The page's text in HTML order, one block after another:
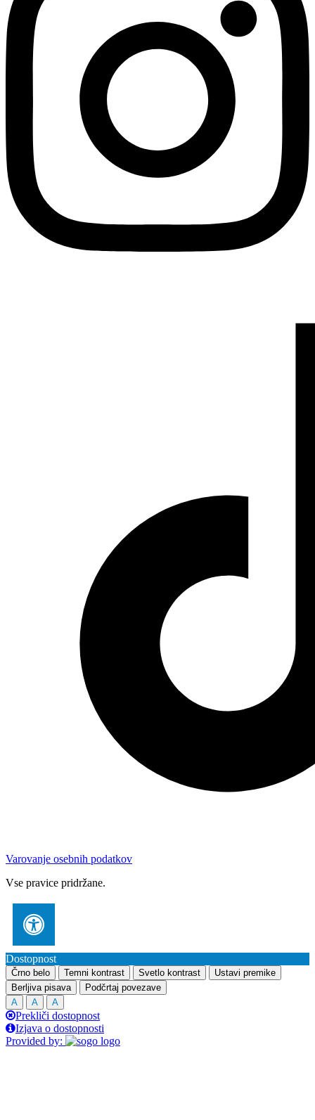
Varovanje osebnih podatkov
Vse pravice pridržane.
Dostopnost
Črno belo Temni kontrast Svetlo kontrast
Ustavi premike
Berljiva pisava
Podčrtaj povezave
A
A A
Prekliči dostopnost
Izjava o dostopnosti
Provided by: